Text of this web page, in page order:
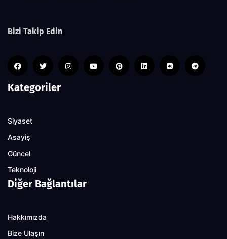
Bizi Takip Edin
Kategoriler
Siyaset
Asayiş
Güncel
Teknoloji
Diğer Bağlantılar
Hakkımızda
Bize Ulaşın